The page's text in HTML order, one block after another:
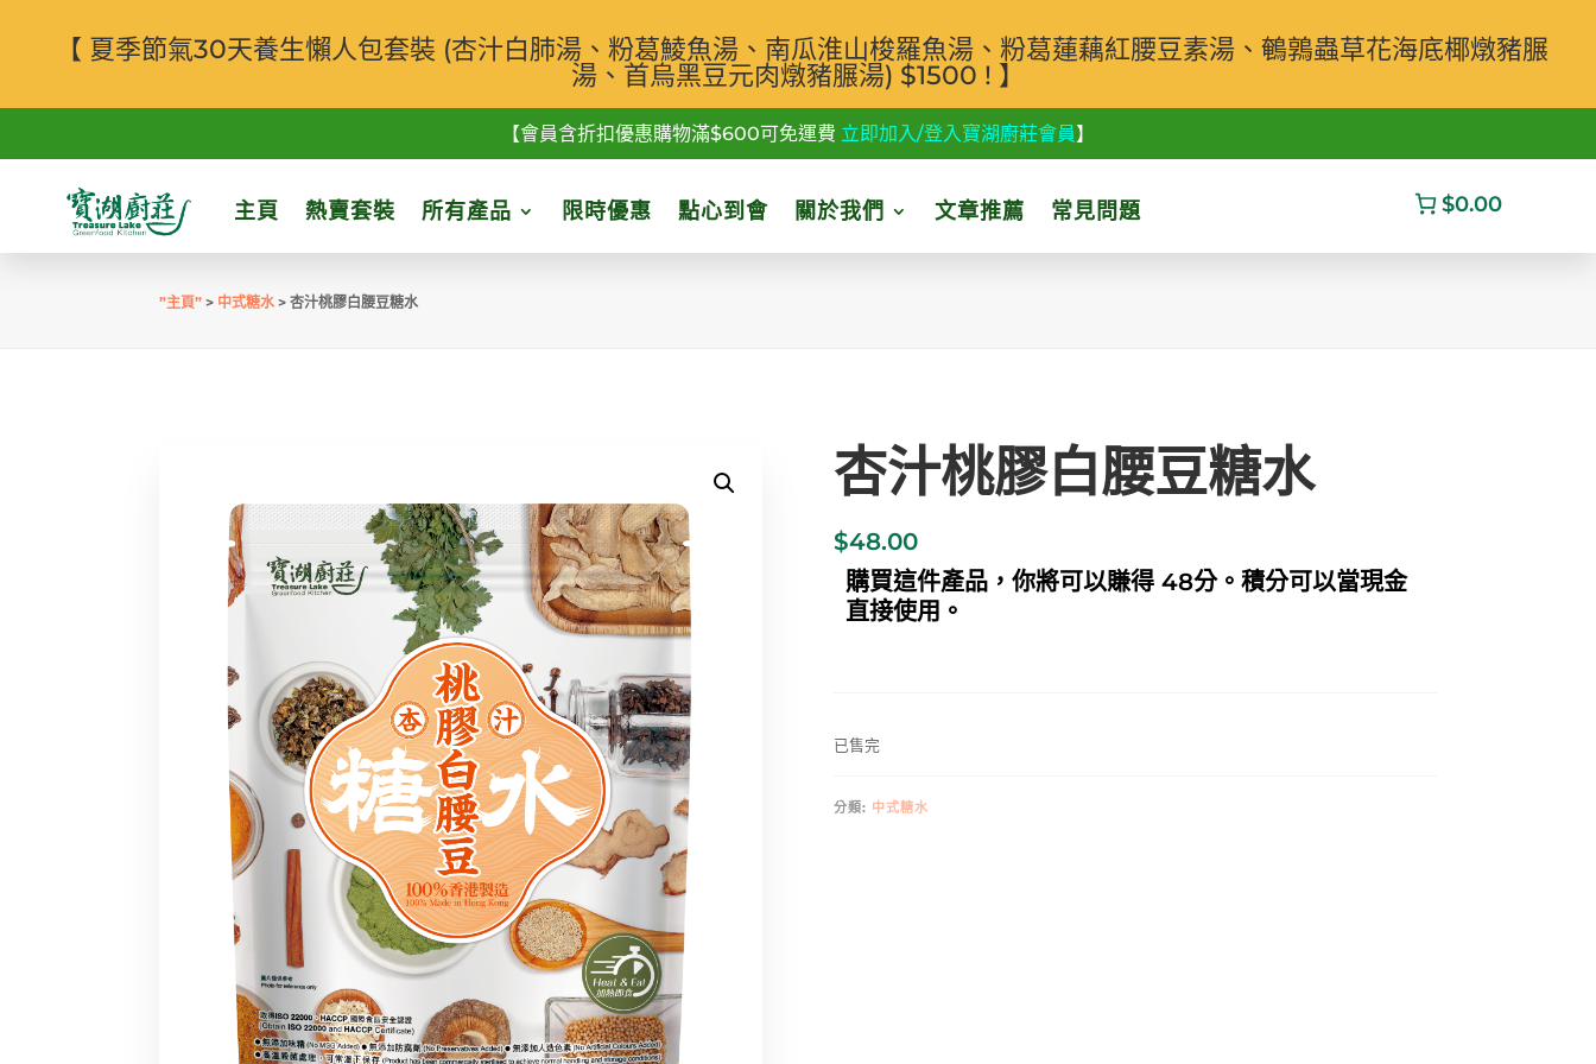
【 夏季節氣30天養生懶人包套裝 (杏汁白肺湯、粉葛鯪魚湯、南瓜淮山梭羅魚湯、粉葛蓮藕紅腰豆素湯、鵪鶉蟲草花海底椰燉豬𦟌
湯、首烏黑豆元肉燉豬𦟌湯) $1500 ! 】
【會員含折扣優惠購物滿$600可免運費 立即加入/登入寶湖廚莊會員】
主頁 熱賣套裝 所有產品 限時優惠 點心到會 關於我們 文章推薦 常見問題 $0.00
”主頁” > 中式糖水 > 杏汁桃膠白腰豆糖水
杏汁桃膠白腰豆糖水
$48.00
購買這件產品，你將可以賺得 48分。積分可以當現金
直接使用。
已售完
分類: 中式糖水